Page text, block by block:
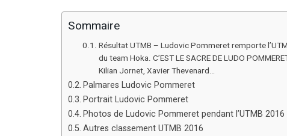
Sommaire
Résultat UTMB – Ludovic Pommeret remporte
du team Hoka. C’EST LE SACRE DE LUDO
Kilian Jornet, Xavier Thevenard…
Palmares Ludovic Pommeret
Portrait Ludovic Pommeret
Photos de Ludovic Pommeret pendant l’UTMB 2016
Autres classement UTMB 2016